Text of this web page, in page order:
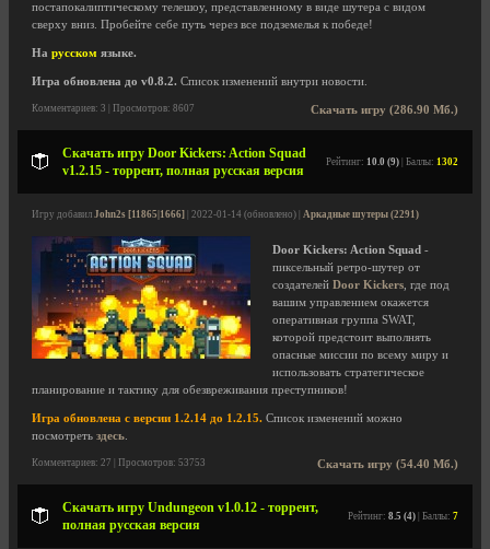
постапокалиптическому телешоу, представленному в виде шутера с видом
сверху вниз. Пробейте себе путь через все подземелья к победе!
На русском языке.
Игра обновлена до v0.8.2. Список изменений внутри новости.
Скачать игру (286.90 Мб.)
Комментариев: 3 | Просмотров: 8607
Скачать игру Door Kickers: Action Squad
v1.2.15 - торрент, полная русская версия
Рейтинг: 10.0 (9) | Баллы: 1302
Игру добавил John2s [11865|1666] | 2022-01-14 (обновлено) | Аркадные шутеры (2291)
Door Kickers: Action Squad -
пиксельный ретро-шутер от
создателей Door Kickers , где под
вашим управлением окажется
оперативная группа SWAT,
которой предстоит выполнять
опасные миссии по всему миру и
использовать стратегическое
планирование и тактику для обезвреживания преступников!
Игра обновлена с версии 1.2.14 до 1.2.15. Список изменений можно
посмотреть здесь
Скачать игру (54.40 Мб.)
Комментариев: 27 | Просмотров: 53753
Скачать игру Undungeon v1.0.12 - торрент,
полная русская версия
Рейтинг: 8.5 (4) | Баллы: 7